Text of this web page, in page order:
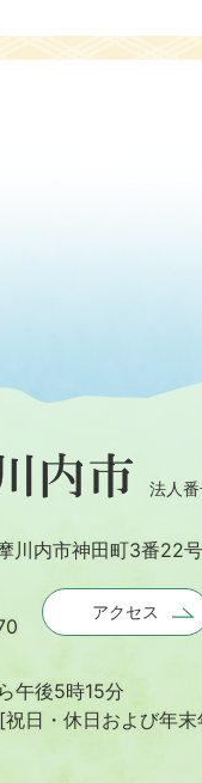
法人
内市神田町3番22号
アクセス
午後5時15分
日・休日および年末